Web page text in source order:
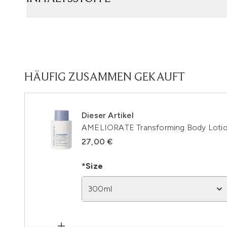
HÄUFIG ZUSAMMEN GEKAUFT
Dieser Artikel
AMELIORATE Transforming Body
27,00 €
*Size
300ml